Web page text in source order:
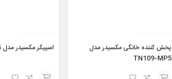
پخش کننده خانگی مکسیدر مدل
TN109-MP5
اسپیکر مکسیدر مدل AL215